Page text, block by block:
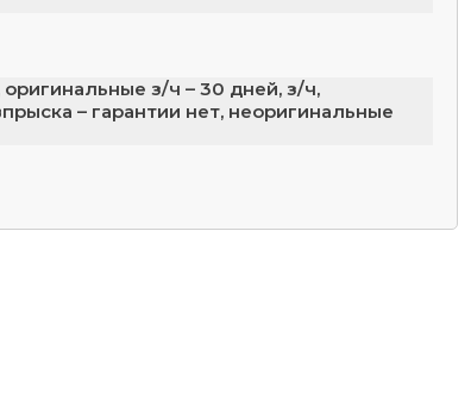
з/ч – 30 дней, з/ч,
– гарантии нет, неоригинальные